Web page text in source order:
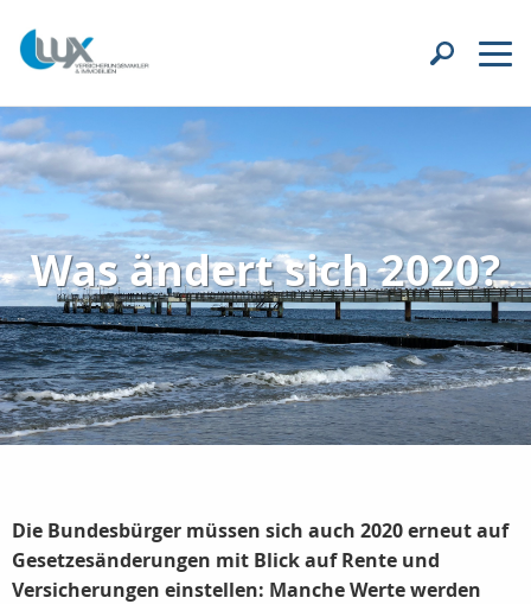
Was ändert sich 2020?
Die Bundesbürger müssen sich auch 2020 erneut auf
Gesetzesänderungen mit Blick auf Rente und
Versicherungen einstellen: Manche Werte werden